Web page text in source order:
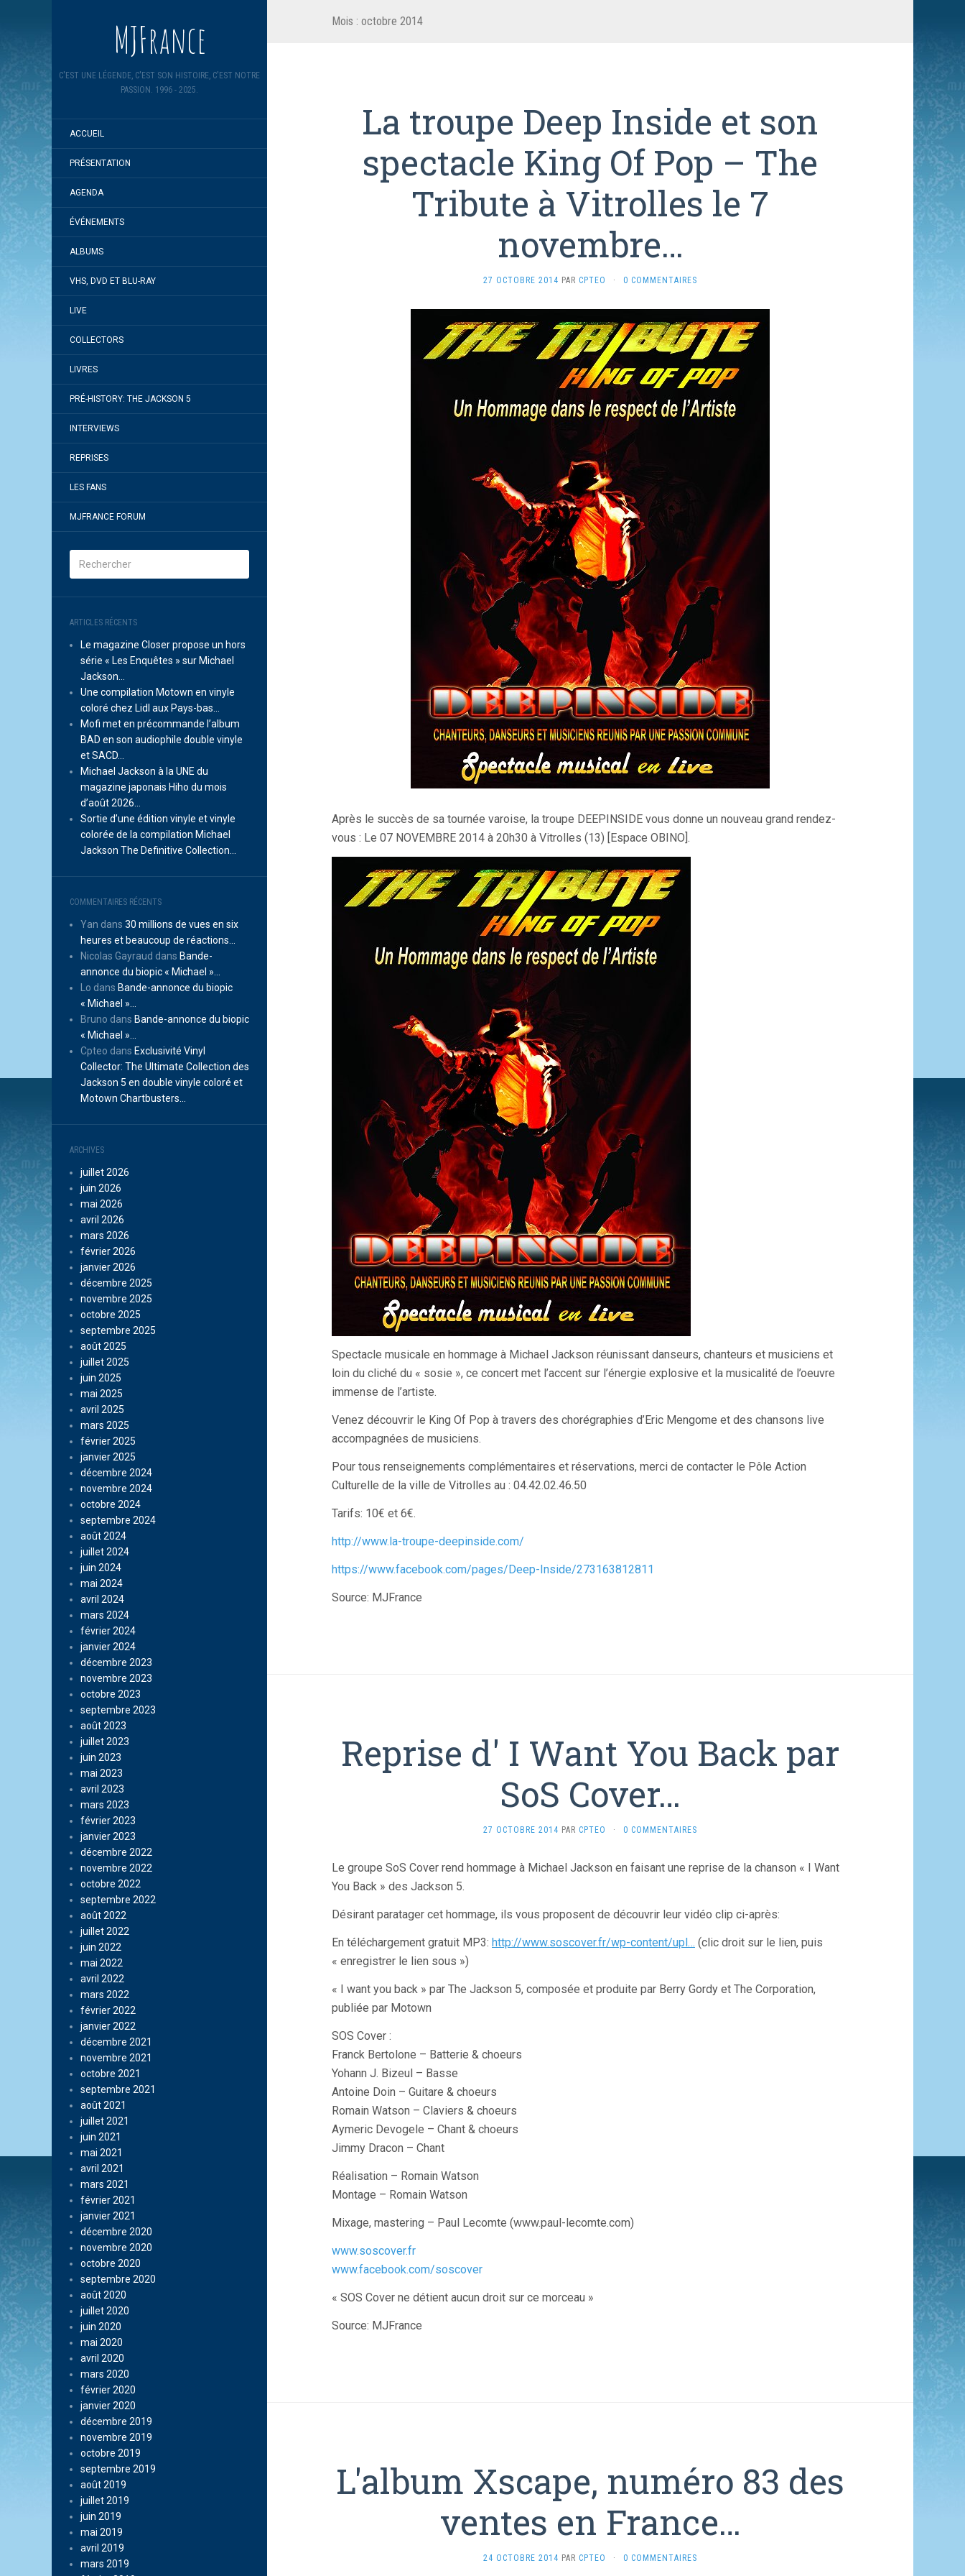
MJFrance
C'EST UNE LÉGENDE, C'EST SON HISTOIRE, C'EST NOTRE
PASSION. 1996 - 2025.
ACCUEIL
PRÉSENTATION
AGENDA
ÉVÉNEMENTS
ALBUMS
VHS, DVD ET BLU-RAY
LIVE
COLLECTORS
LIVRES
PRÉ-HISTORY: THE JACKSON 5
INTERVIEWS
REPRISES
LES FANS
MJFRANCE FORUM
ARTICLES RÉCENTS
Le magazine Closer propose un hors
série « Les Enquêtes » sur Michael
Jackson…
Une compilation Motown en vinyle
coloré chez Lidl aux Pays-bas…
Mofi met en précommande l’album
BAD en son audiophile double vinyle
et SACD…
Michael Jackson à la UNE du
magazine japonais Hiho du mois
d’août 2026…
Sortie d’une édition vinyle et vinyle
colorée de la compilation Michael
Jackson The Definitive Collection…
COMMENTAIRES RÉCENTS
Yan dans 30 millions de vues en six
heures et beaucoup de réactions…
Nicolas Gayraud dans Bande-
annonce du biopic « Michael »…
Lo dans Bande-annonce du biopic
« Michael »…
Bruno dans Bande-annonce du biopic
« Michael »…
Cpteo dans Exclusivité Vinyl
Collector: The Ultimate Collection des
Jackson 5 en double vinyle coloré et
Motown Chartbusters…
ARCHIVES
juillet 2026
juin 2026
mai 2026
avril 2026
mars 2026
février 2026
janvier 2026
décembre 2025
novembre 2025
octobre 2025
septembre 2025
août 2025
juillet 2025
juin 2025
mai 2025
avril 2025
mars 2025
février 2025
janvier 2025
décembre 2024
novembre 2024
octobre 2024
septembre 2024
août 2024
juillet 2024
juin 2024
mai 2024
avril 2024
mars 2024
février 2024
janvier 2024
décembre 2023
novembre 2023
octobre 2023
septembre 2023
août 2023
juillet 2023
juin 2023
mai 2023
avril 2023
mars 2023
février 2023
janvier 2023
décembre 2022
novembre 2022
octobre 2022
septembre 2022
août 2022
juillet 2022
juin 2022
mai 2022
avril 2022
mars 2022
février 2022
janvier 2022
décembre 2021
novembre 2021
octobre 2021
septembre 2021
août 2021
juillet 2021
juin 2021
mai 2021
avril 2021
mars 2021
février 2021
janvier 2021
décembre 2020
novembre 2020
octobre 2020
septembre 2020
août 2020
juillet 2020
juin 2020
mai 2020
avril 2020
mars 2020
février 2020
janvier 2020
décembre 2019
novembre 2019
octobre 2019
septembre 2019
août 2019
juillet 2019
juin 2019
mai 2019
avril 2019
mars 2019
Mois : octobre 2014
La troupe Deep Inside et son
spectacle King Of Pop – The
Tribute à Vitrolles le 7
novembre…
27 OCTOBRE 2014 PAR CPTEO · 0 COMMENTAIRES
Après le succès de sa tournée varoise, la troupe DEEPINSIDE vous donne un nouveau grand rendez-
vous : Le 07 NOVEMBRE 2014 à 20h30 à Vitrolles (13) [Espace OBINO].
Spectacle musicale en hommage à Michael Jackson réunissant danseurs, chanteurs et musiciens et
loin du cliché du « sosie », ce concert met l’accent sur l’énergie explosive et la musicalité de l’oeuvre
immense de l’artiste.
Venez découvrir le King Of Pop à travers des chorégraphies d’Eric Mengome et des chansons live
accompagnées de musiciens.
Pour tous renseignements complémentaires et réservations, merci de contacter le Pôle Action
Culturelle de la ville de Vitrolles au : 04.42.02.46.50
Tarifs: 10€ et 6€.
http://www.la-troupe-deepinside.com/
https://www.facebook.com/pages/Deep-Inside/273163812811
Source: MJFrance
Reprise d' I Want You Back par
SoS Cover…
27 OCTOBRE 2014 PAR CPTEO · 0 COMMENTAIRES
Le groupe SoS Cover rend hommage à Michael Jackson en faisant une reprise de la chanson « I Want
You Back » des Jackson 5.
Désirant paratager cet hommage, ils vous proposent de découvrir leur vidéo clip ci-après:
En téléchargement gratuit MP3: http://www.soscover.fr/wp-content/upl… (clic droit sur le lien, puis
« enregistrer le lien sous »)
« I want you back » par The Jackson 5, composée et produite par Berry Gordy et The Corporation,
publiée par Motown
SOS Cover :
Franck Bertolone – Batterie & choeurs
Yohann J. Bizeul – Basse
Antoine Doin – Guitare & choeurs
Romain Watson – Claviers & choeurs
Aymeric Devogele – Chant & choeurs
Jimmy Dracon – Chant
Réalisation – Romain Watson
Montage – Romain Watson
Mixage, mastering – Paul Lecomte (www.paul-lecomte.com)
www.soscover.fr
www.facebook.com/soscover
« SOS Cover ne détient aucun droit sur ce morceau »
Source: MJFrance
L'album Xscape, numéro 83 des
ventes en France…
24 OCTOBRE 2014 PAR CPTEO · 0 COMMENTAIRES